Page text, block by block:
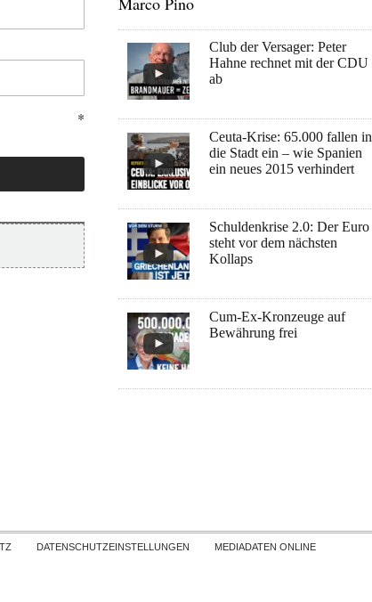
Club der Versager: Peter
Hahne rechnet mit der CDU
ab
Ceuta-Krise: 65.000 fallen in
die Stadt ein – wie Spanien
ein neues 2015 verhindert
Schuldenkrise 2.0: Der Euro
steht vor dem nächsten
Kollaps
Cum-Ex-Kronzeuge auf
Bewährung frei
contentDATENSCHUTZEINSTELLUNGEN
MEDIADATEN ONLINE